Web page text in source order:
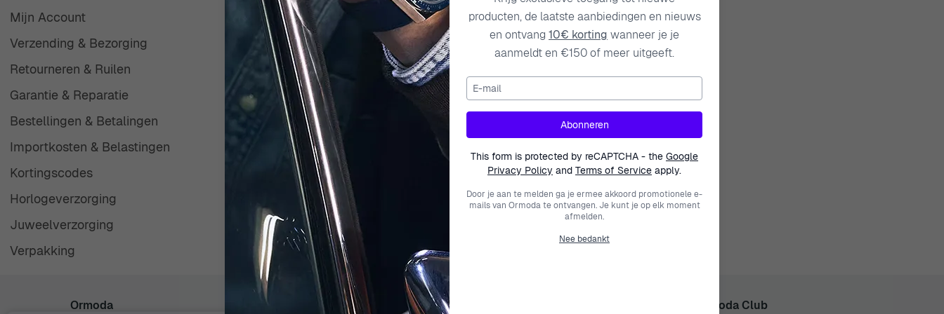
Mijn Account
Verzending & Bezorging
Retourneren & Ruilen
Garantie & Reparatie
Bestellingen & Betalingen
Importkosten & Belastingen
Kortingscodes
Horlogeverzorging
Juweelverzorging
Verpakking
product of andere ondersteuning wenst, ons team staat voor je klaar.
Ormoda Helpcentrum Word Lid Van De Ormoda Club
producten, de laatste aanbiedingen en nieuws
en ontvang 10€ korting wanneer je je
aanmeldt en €150 of meer uitgeeft.
E-mail
Abonneren
This form is protected by reCAPTCHA - the Google
Privacy Policy and Terms of Service apply.
Door je aan te melden ga je ermee akkoord promotionele e-
mails van Ormoda te ontvangen. Je kunt je op elk moment
afmelden.
Nee bedankt